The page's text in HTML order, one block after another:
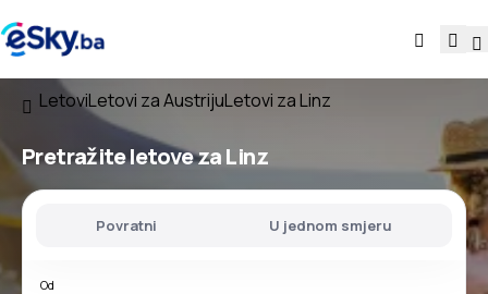
LetoviLetovi za AustrijuLetovi za Linz
Pretražite letove za Linz
Povratni U jednom smjeru
Od